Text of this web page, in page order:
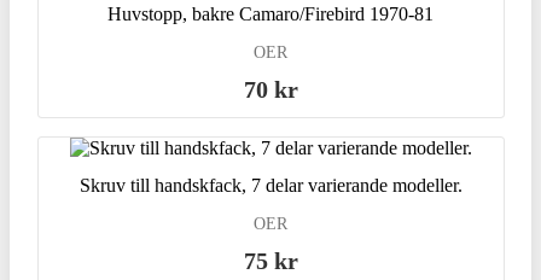
Huvstopp, bakre Camaro/Firebird 1970-81
OER
70 kr
Skruv till handskfack, 7 delar varierande modeller.
OER
75 kr